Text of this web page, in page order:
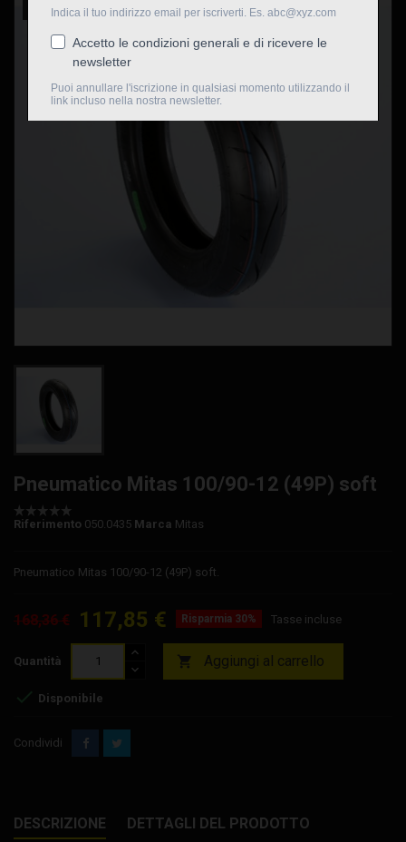
Nuovo
Pneumatico Mitas 100/90-12 (49P) soft
Riferimento 050.0435 Marca Mitas
Pneumatico Mitas 100/90-12 (49P) soft.
168,36 € 117,85 € Risparmia 30% Tasse incluse
Quantità  Aggiungi al carrello
 Disponibile
Condividi
DESCRIZIONE
DETTAGLI DEL PRODOTTO